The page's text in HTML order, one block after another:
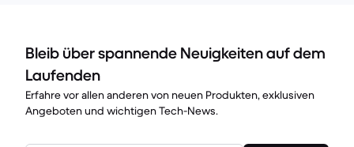
Bleib über spannende Neuigkeiten auf dem
Laufenden
Erfahre vor allen anderen von neuen Produkten, exklusiven
Angeboten und wichtigen Tech-News.